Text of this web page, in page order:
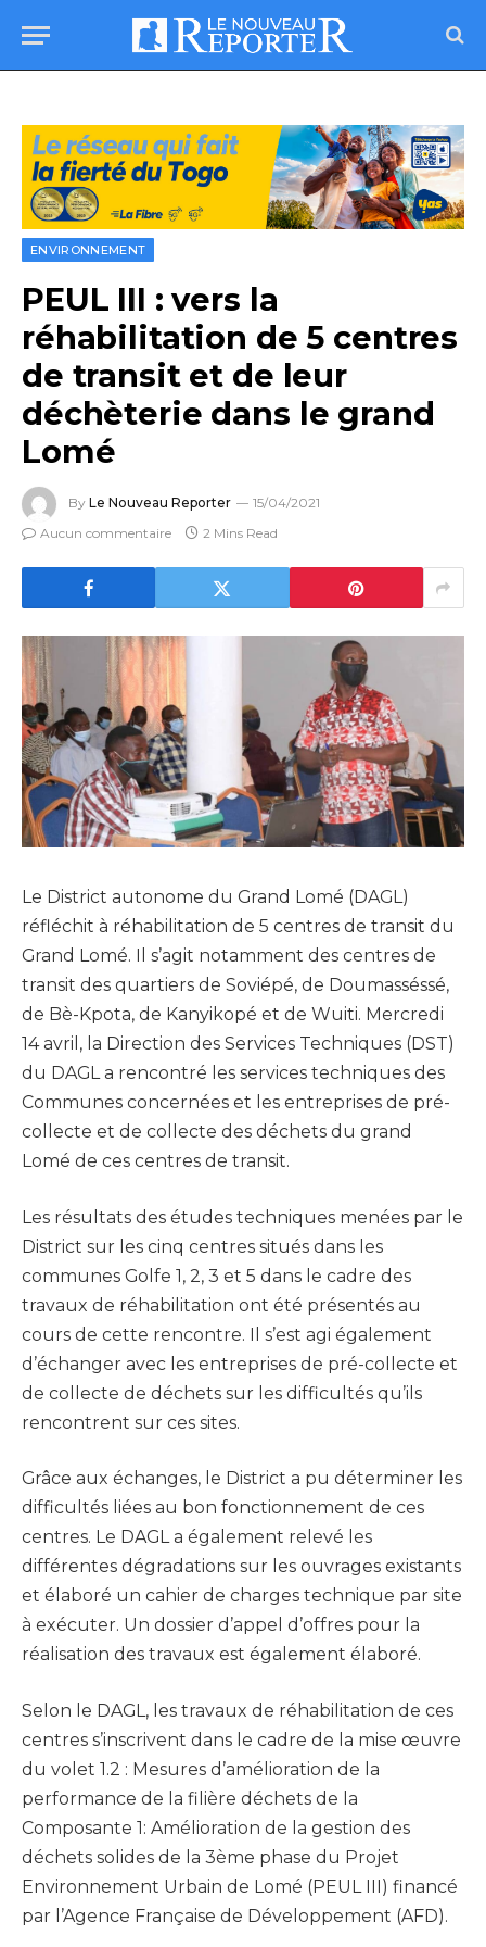
ENVIRONNEMENT
PEUL III : vers la
réhabilitation de 5 centres
de transit et de leur
déchèterie dans le grand
Lomé
By Le Nouveau Reporter
15/04/2021
Aucun commentaire
2 Mins Read
Le District autonome du Grand Lomé (DAGL)
réfléchit à réhabilitation de 5 centres de transit du
Grand Lomé. Il s’agit notamment des centres de
transit des quartiers de Soviépé, de Doumasséssé,
de Bè-Kpota, de Kanyikopé et de Wuiti. Mercredi
14 avril, la Direction des Services Techniques (DST)
du DAGL a rencontré les services techniques des
Communes concernées et les entreprises de pré-
collecte et de collecte des déchets du grand
Lomé de ces centres de transit.
Les résultats des études techniques menées par le
District sur les cinq centres situés dans les
communes Golfe 1, 2, 3 et 5 dans le cadre des
travaux de réhabilitation ont été présentés au
cours de cette rencontre. Il s’est agi également
d’échanger avec les entreprises de pré-collecte et
de collecte de déchets sur les difficultés qu’ils
rencontrent sur ces sites.
Grâce aux échanges, le District a pu déterminer les
difficultés liées au bon fonctionnement de ces
centres. Le DAGL a également relevé les
différentes dégradations sur les ouvrages existants
et élaboré un cahier de charges technique par site
à exécuter. Un dossier d’appel d’offres pour la
réalisation des travaux est également élaboré.
Selon le DAGL, les travaux de réhabilitation de ces
centres s’inscrivent dans le cadre de la mise œuvre
du volet 1.2 : Mesures d’amélioration de la
performance de la filière déchets de la
Composante 1: Amélioration de la gestion des
déchets solides de la 3ème phase du Projet
Environnement Urbain de Lomé (PEUL III) financé
par l’Agence Française de Développement (AFD).